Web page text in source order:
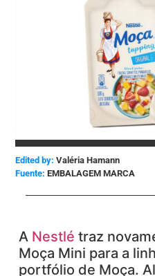
Edited by: Valéria Hamann
EMBALAGEM MARCA
A Nestlé traz
Moça Mini para a
portfólio de Moça.